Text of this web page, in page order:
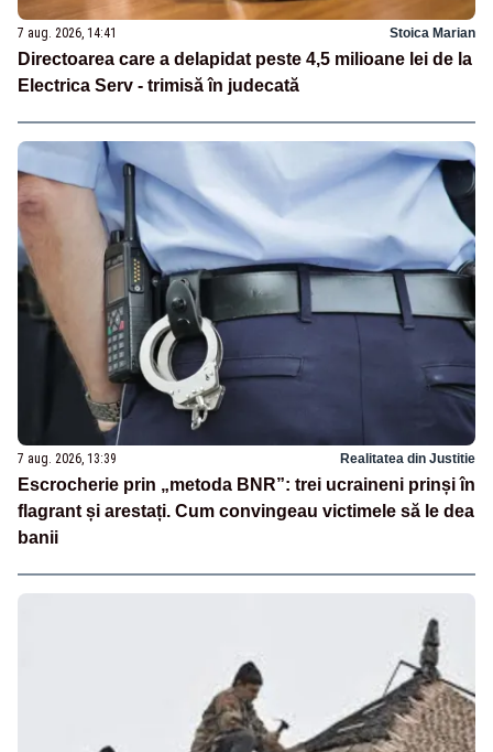
7 aug. 2026, 14:41 Stoica Marian
Directoarea care a delapidat peste 4,5 milioane lei de la
Electrica Serv - trimisă în judecată
7 aug. 2026, 13:39 Realitatea din Justitie
Escrocherie prin „metoda BNR”: trei ucraineni prinși în
flagrant și arestați. Cum convingeau victimele să le dea
banii